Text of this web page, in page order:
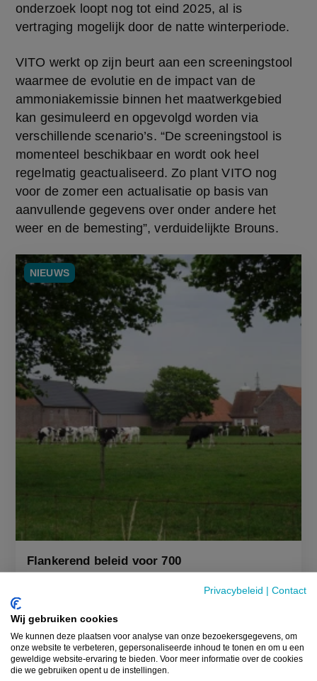
Privacybeleid | Contact
Wij gebruiken cookies
We kunnen deze plaatsen voor analyse van onze bezoekersgegevens, om
onze website te verbeteren, gepersonaliseerde inhoud te tonen en om u een
geweldige website-ervaring te bieden. Voor meer informatie over de cookies
die we gebruiken opent u de instellingen.
onderzoek loopt nog tot eind 2025, al is
vertraging mogelijk door de natte winterperiode.
VITO werkt op zijn beurt aan een screeningstool
waarmee de evolutie en de impact van de
ammoniakemissie binnen het maatwerkgebied
kan gesimuleerd en opgevolgd worden via
verschillende scenario’s. “De screeningstool is
momenteel beschikbaar en wordt ook heel
regelmatig geactualiseerd. Zo plant VITO nog
voor de zomer een actualisatie op basis van
aanvullende gegevens over onder andere het
weer en de bemesting”, verduidelijkte Brouns.
NIEUWS
Flankerend beleid voor 700
Flankerend beleid opgestart
Tot slot wees hij er nog op dat het flankerend